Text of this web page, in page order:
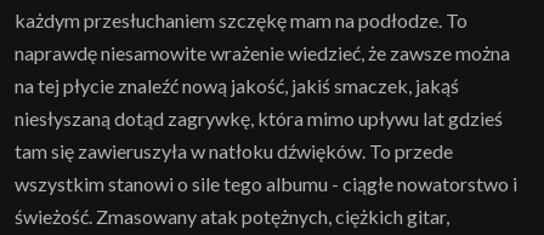
każdym przesłuchaniem szczękę mam na podłodze. To
naprawdę niesamowite wrażenie wiedzieć, że zawsze można
na tej płycie znaleźć nową jakość, jakiś smaczek, jakąś
niesłyszaną dotąd zagrywkę, która mimo upływu lat gdzieś
tam się zawieruszyła w natłoku dźwięków. To przede
wszystkim stanowi o sile tego albumu - ciągłe nowatorstwo i
świeżość. Zmasowany atak potężnych, ciężkich gitar,